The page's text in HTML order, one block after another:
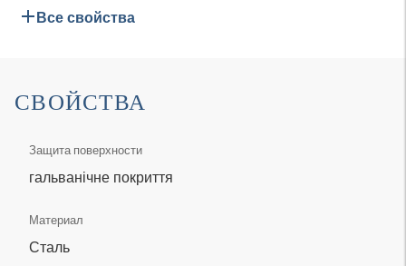
Все свойства
СВОЙСТВА
Защита поверхности
гальванічне покриття
Материал
Сталь